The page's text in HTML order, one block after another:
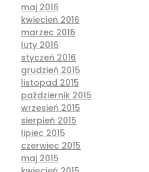
maj 2016
kwiecień 2016
marzec 2016
luty 2016
styczeń 2016
grudzień 2015
listopad 2015
październik 2015
wrzesień 2015
sierpień 2015
lipiec 2015
czerwiec 2015
maj 2015